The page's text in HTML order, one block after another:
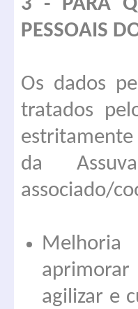
3 - PARA
PESSOAIS
Os dados
tratados
estritamente
da
associado/
agilizar e